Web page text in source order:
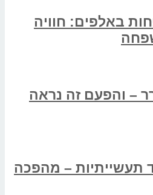
באלפים: חוויה
– והפעם זה נראה
תעשייתיות – מהפכה